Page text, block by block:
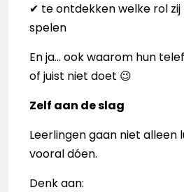
✔ te ontdekken welke rol zij
spelen
En ja… ook waarom hun
of juist niet doet 😉
Zelf aan de slag
Leerlingen gaan niet alleen
vooral dóen.
Denk aan: